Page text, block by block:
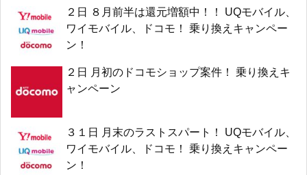
２日 ８月前半は還元増額中！！ UQモバイル、
ワイモバイル、ドコモ！ 乗り換えキャンペー
ン！
２日 月初のドコモショップ案件！ 乗り換えキ
ャンペーン
３１日 月末のラストスパート！ UQモバイル、
ワイモバイル、ドコモ！ 乗り換えキャンペー
ン！